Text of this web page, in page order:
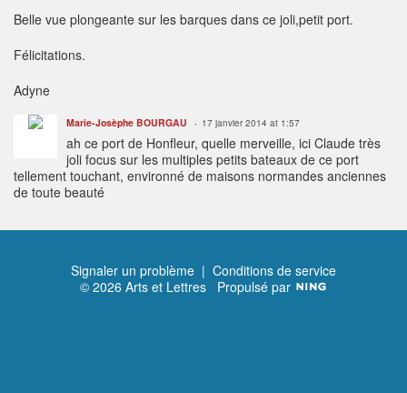
Belle vue plongeante sur les barques dans ce joli,petit port.
Félicitations.
Adyne
Marie-Josèphe BOURGAU 17 janvier 2014 at 1:57
ah ce port de Honfleur, quelle merveille, ici Claude très
joli focus sur les multiples petits bateaux de ce port
tellement touchant, environné de maisons normandes anciennes
de toute beauté
Signaler un problème | Conditions de service
© 2026 Arts et Lettres Propulsé par